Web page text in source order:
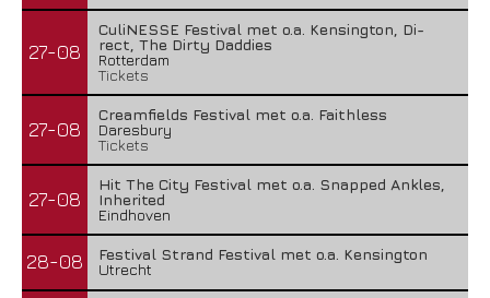
27-08
CuliNESSE Festival met o.a. Kensington, Di-
rect, The Dirty Daddies
Rotterdam
Tickets
27-08
Creamfields Festival met o.a. Faithless
Daresbury
Tickets
27-08
Hit The City Festival met o.a. Snapped Ankles,
Inherited
Eindhoven
28-08
Festival Strand Festival met o.a. Kensington
Utrecht